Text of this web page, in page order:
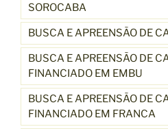
SOROCABA
BUSCA E APREENSÃO DE
BUSCA E APREENSÃO DE
FINANCIADO EM EMBU
BUSCA E APREENSÃO DE
FINANCIADO EM FRANCA